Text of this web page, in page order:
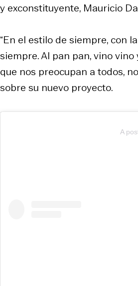
y exconstituyente, Mauricio
“En el estilo de siempre, con
siempre. Al pan pan, vino
que nos preocupan a todos,
sobre su nuevo proyecto.